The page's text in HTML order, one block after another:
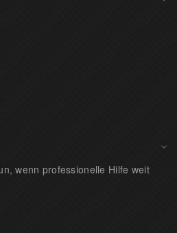
wenn professionelle Hilfe weit